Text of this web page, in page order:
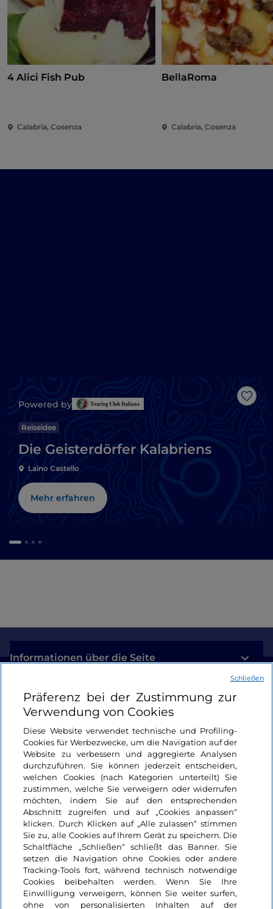
4 Alici Fish Pub
Calabria, Cosenza
BellaRoma
Calabria, Cosenza
Like
Powered by
Reiseidee
Die Geisterdörfer Kalabriens
Laino Castello
Mehr erfahren
Informationen über die Seite
Nützliche Links
Login
Bleiben wir in Kontakt
Präferenz bei der Zustimmung zur
Verwendung von Cookies
Diese Website verwendet technische und Profiling-
Cookies für Werbezwecke, um die Navigation auf der
Website zu verbessern und aggregierte Analysen
durchzuführen. Sie können jederzeit entscheiden,
welchen Cookies (nach Kategorien unterteilt) Sie
zustimmen, welche Sie verweigern oder widerrufen
möchten, indem Sie auf den entsprechenden
Abschnitt zugreifen und auf „Cookies anpassen“
klicken. Durch Klicken auf „Alle zulassen“ stimmen
Sie zu, alle Cookies auf Ihrem Gerät zu speichern. Die
Schaltfläche „Schließen“ schließt das Banner. Sie
setzen die Navigation ohne Cookies oder andere
Tracking-Tools fort, während technisch notwendige
Cookies beibehalten werden. Wenn Sie Ihre
Einwilligung verweigern, können Sie weiter surfen,
ohne von personalisierten Inhalten auf der
Schließen